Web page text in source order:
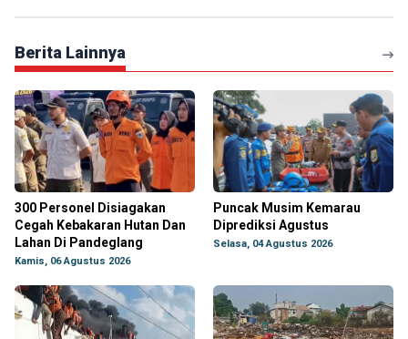
Berita Lainnya
300 Personel Disiagakan
Cegah Kebakaran Hutan Dan
Lahan Di Pandeglang
Kamis, 06 Agustus 2026
Puncak Musim Kemarau
Diprediksi Agustus
Selasa, 04 Agustus 2026